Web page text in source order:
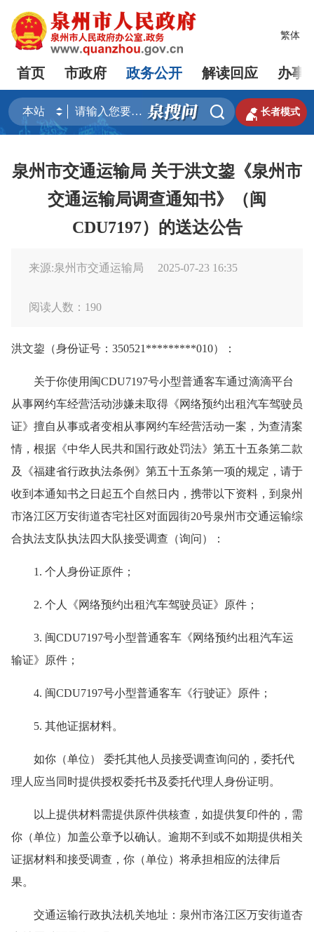
繁体
首页 市政府 政务公开 解读回应 办事
  长者模式
泉州市交通运输局 关于洪文鋆《泉州市
交通运输局调查通知书》（闽
CDU7197）的送达公告
来源:泉州市交通运输局 2025-07-23 16:35
阅读人数： 190
洪文鋆（身份证号：350521*********010）：
关于你使用闽CDU7197号小型普通客车通过滴滴平台
从事网约车经营活动涉嫌未取得《网络预约出租汽车驾驶员
证》擅自从事或者变相从事网约车经营活动一案，为查清案
情，根据《中华人民共和国行政处罚法》第五十五条第二款
及《福建省行政执法条例》第五十五条第一项的规定，请于
收到本通知书之日起五个自然日内，携带以下资料，到泉州
市洛江区万安街道杏宅社区对面园街20号泉州市交通运输综
合执法支队执法四大队接受调查（询问）：
1. 个人身份证原件；
2. 个人《网络预约出租汽车驾驶员证》原件；
3. 闽CDU7197号小型普通客车《网络预约出租汽车运
输证》原件；
4. 闽CDU7197号小型普通客车《行驶证》原件；
5. 其他证据材料。
如你（单位） 委托其他人员接受调查询问的，委托代
理人应当同时提供授权委托书及委托代理人身份证明。
以上提供材料需提供原件供核查，如提供复印件的，需
你（单位）加盖公章予以确认。逾期不到或不如期提供相关
证据材料和接受调查，你（单位）将承担相应的法律后
果。
交通运输行政执法机关地址：泉州市洛江区万安街道杏